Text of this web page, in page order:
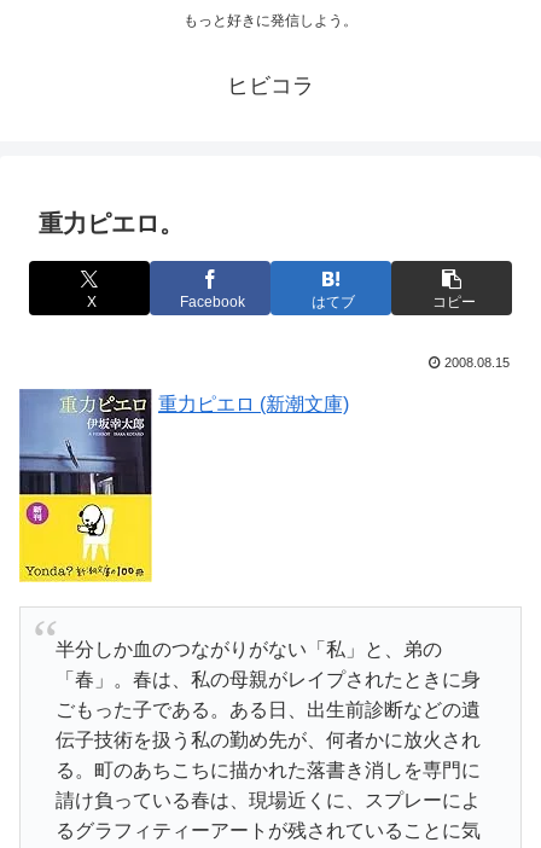
もっと好きに発信しよう。
ヒビコラ
重力ピエロ。
X Facebook はてブ コピー
2008.08.15
重力ピエロ (新潮文庫)
半分しか血のつながりがない「私」と、弟の
「春」。春は、私の母親がレイプされたときに身
ごもった子である。ある日、出生前診断などの遺
伝子技術を扱う私の勤め先が、何者かに放火され
る。町のあちこちに描かれた落書き消しを専門に
請け負っている春は、現場近くに、スプレーによ
るグラフィティーアートが残されていることに気